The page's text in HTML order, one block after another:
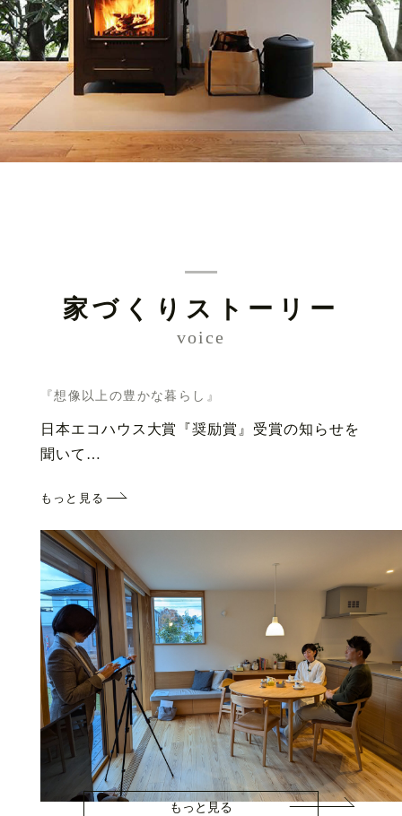
家づくりストーリー
voice
『想像以上の豊かな暮らし』
日本エコハウス大賞『奨励賞』受賞の知らせを
聞いて…
もっと見る
もっと見る